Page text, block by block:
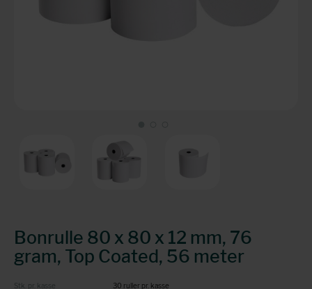
Bonrulle 80 x 80 x 12 mm, 76
gram, Top Coated, 56 meter
Stk. pr. kasse
30 ruller pr. kasse